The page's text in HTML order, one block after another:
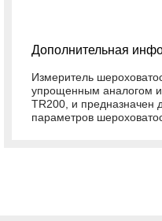
Дополнительная
Измеритель
упрощенным аналогом
TR200, и предназначен
параметров